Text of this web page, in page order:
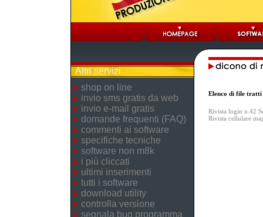
Altri servizi
shop on line
invio sms gratis da web
invio e-mail gratis
domande frequenti (FAQ)
commenti ai software
specifiche tecniche
software non m8k
i più cliccati
ultimi inserimenti
tutti i software
download utility
controlla versione
segnala bug programma
Elenco di file tratti
Rivista login n.42
Rivista cellulare